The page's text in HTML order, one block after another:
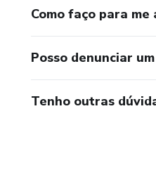
Como faço para
Posso denunciar
Tenho outras